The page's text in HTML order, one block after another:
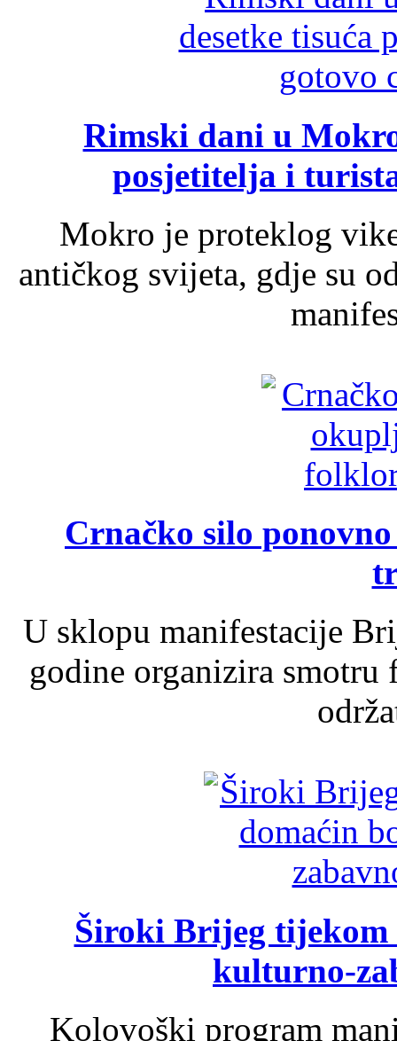
Rimski dani u
posjetitelja i
Mokro je proteklog
antičkog svijeta, gdje su
Crnačko silo
U sklopu manifestacije
godine organizira
Široki Brijeg tijekom
kulturno-
Kolovoški program